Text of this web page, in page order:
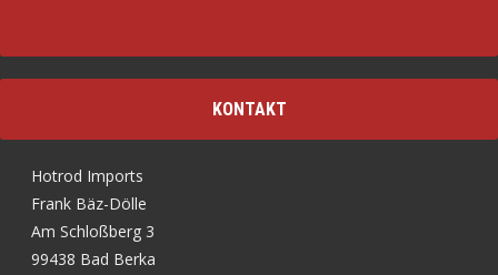
KONTAKT
Hotrod Imports
Frank Bäz-Dölle
Am Schloßberg 3
99438 Bad Berka